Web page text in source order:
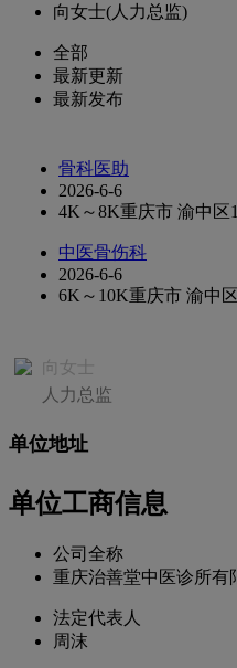
向女士(人力总监)
全部
最新更新
最新发布
骨科医助
2026-6-6
4K～8K重庆市 渝中区
中医骨伤科
2026-6-6
6K～10K重庆市 渝中区
向女士
人力总监
单位地址
单位工商信息
公司全称
重庆治善堂中医诊所有
法定代表人
周沫